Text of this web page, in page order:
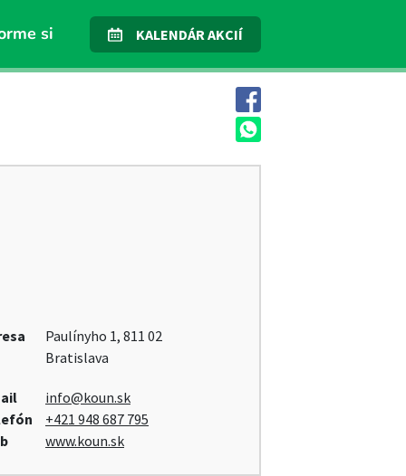
si KALENDÁR AKCIÍ
Paulínyho 1, 811 02
Bratislava
info@koun.sk
+421 948 687 795
www.koun.sk